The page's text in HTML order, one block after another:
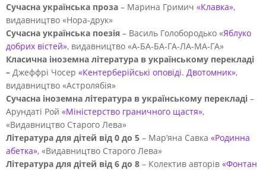
Сучасна українська проза – Марина Гримич «Клавка»,
видавництво «Нора-друк»
Сучасна українська поезія – Василь Голобородько «Яблуко
добрих вістей», видавництво «А-БА-БА-ГА-ЛА-МА-ГА»
Класична іноземна література в українському перекладі
– Джеффрі Чосер «Кентерберійські оповіді. Двотомник»,
видавництво «Астролябія»
Сучасна іноземна література в українському перекладі –
Арундаті Рой «Міністерство граничного щастя»,
«Видавництво Старого Лева»
Література для дітей від 0 до 5 – Мар’яна Савка «Родинна
абетка», «Видавництво Старого Лева»
Література для дітей від 6 до 8 – Колектив авторів «Фонтан